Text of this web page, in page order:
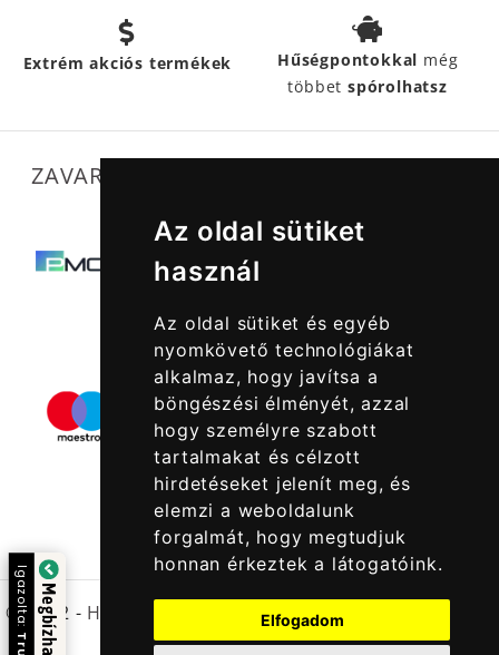
Az oldal sütiket
használ
Az oldal sütiket és egyéb
nyomkövető technológiákat
alkalmaz, hogy javítsa a
böngészési élményét, azzal
hogy személyre szabott
tartalmakat és célzott
hirdetéseket jelenít meg, és
elemzi a weboldalunk
forgalmát, hogy megtudjuk
honnan érkeztek a látogatóink.
Elfogadom
Extrém akciós termékek Hűségpontokkal még
többetspórolhatsz
ZAVARTALAN MŰKÖDÉSÜNKET SEGÍTIK
© 2022 - Halcatraz Kft.
Igazolta: